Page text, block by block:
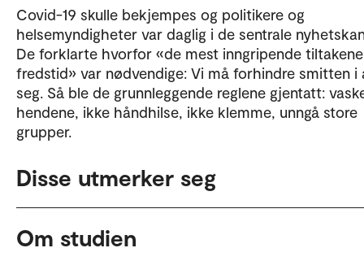
Covid-19 skulle bekjempes og politikere og
helsemyndigheter var daglig i de sentrale
De forklarte hvorfor «de mest inngripende
fredstid» var nødvendige: Vi må forhindre smitten i
seg. Så ble de grunnleggende reglene gjentatt:
hendene, ikke håndhilse, ikke klemme, unngå store
grupper.
Disse utmerker seg
Om studien